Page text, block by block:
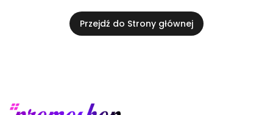
Przejdź do Strony głównej